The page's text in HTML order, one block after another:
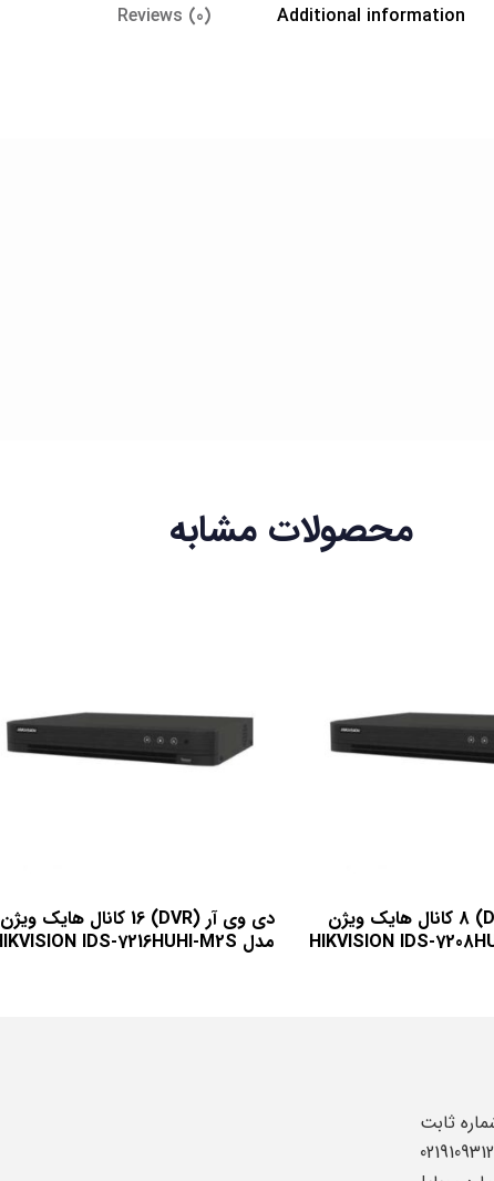
Additional information
Reviews (0)
محصولات مشابه
دی وی آر (DVR) 8 کانال هایک ویژن
دی وی آر (DVR) 16 کانال هایک ویژن
مدل HIKVISION IDS-7216HUHI-M2S
ثابت